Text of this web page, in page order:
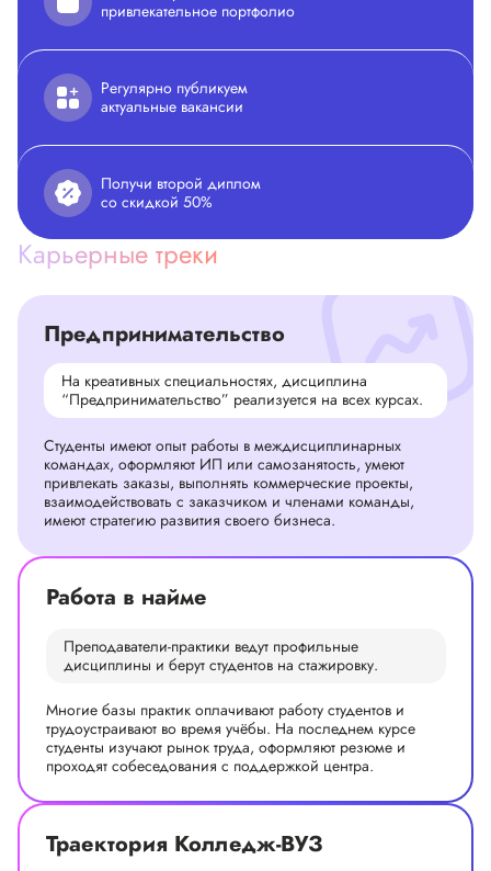
привлекательное портфолио
Регулярно публикуем
актуальные вакансии
Получи второй диплом
со скидкой 50%
Карьерные треки
Предпринимательство
На креативных специальностях, дисциплина
“Предпринимательство” реализуется на всех курсах.
Студенты имеют опыт работы в междисциплинарных
командах, оформляют ИП или самозанятость, умеют
привлекать заказы, выполнять коммерческие проекты,
взаимодействовать с заказчиком и членами команды,
имеют стратегию развития своего бизнеса.
Работа в найме
Преподаватели-практики ведут профильные
дисциплины и берут студентов на стажировку.
Многие базы практик оплачивают работу студентов и
трудоустраивают во время учёбы. На последнем курсе
студенты изучают рынок труда, оформляют резюме и
проходят собеседования с поддержкой центра.
Траектория Колледж-ВУЗ